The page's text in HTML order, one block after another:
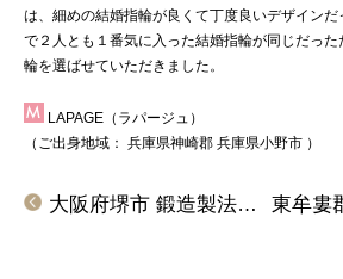
は、細めの結婚指輪が良くて丁度良いデザイン
で２人とも１番気に入った結婚指輪が同じだった
輪を選ばせていただきました。
LAPAGE（ラパージュ）
（ご出身地域： 兵庫県神崎郡 兵庫県小野市 ）
大阪府堺市 鍛造製法という丈夫な造りが気に入り、インセンブレの結婚指輪をご成約のお客様です。